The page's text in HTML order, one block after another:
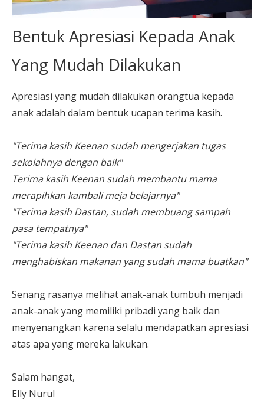
Bentuk Apresiasi Kepada Anak
Yang Mudah Dilakukan
Apresiasi yang mudah dilakukan orangtua kepada
anak adalah dalam bentuk ucapan terima kasih.
"Terima kasih Keenan sudah mengerjakan tugas
sekolahnya dengan baik"
Terima kasih Keenan sudah membantu mama
merapihkan kambali meja belajarnya"
"Terima kasih Dastan, sudah membuang sampah
pasa tempatnya"
"Terima kasih Keenan dan Dastan sudah
menghabiskan makanan yang sudah mama buatkan"
Senang rasanya melihat anak-anak tumbuh menjadi
anak-anak yang memiliki pribadi yang baik dan
menyenangkan karena selalu mendapatkan apresiasi
atas apa yang mereka lakukan.
Salam hangat,
Elly Nurul